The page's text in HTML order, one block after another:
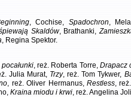
, Cochise, Spadochron,
Skaldów, Brathanki,
, Regina Spektor.
, reż. Roberta Torre, Drapacz
Julia Murat, Trzy, reż. Tom Tykwer,
, reż. Oliver Hermanus,Restless,
Kraina miodu i krwi, reż. Angelina